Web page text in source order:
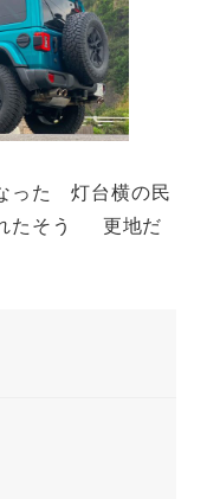
った 灯台横の民
たそう 更地だ